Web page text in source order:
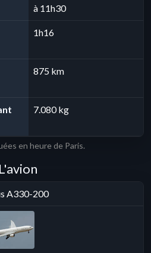
à 11h30
1h16
875 km
7.080 kg
en heure de Paris.
L'avion
A330-200